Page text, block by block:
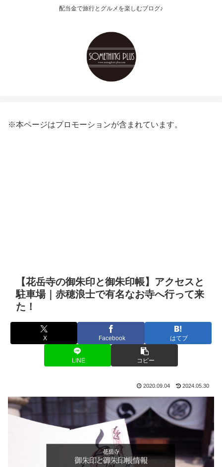
配当金で旅行とグルメを楽しむブログ♪
※本ページはプロモーションが含まれています。
【花岳寺の御朱印と御朱印帳】アクセスと
駐車場｜赤穂浪士で有名なお寺へ行って来
た！
X Facebook はてブ
LINE コピー
2020.09.04 2024.05.30